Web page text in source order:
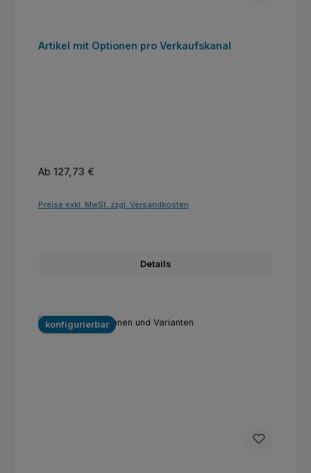
Artikel mit Optionen pro Verkaufskanal
Regulärer Preis:
Ab 127,73 €
Preise exkl. MwSt. zzgl. Versandkosten
Details
konfigurierbar